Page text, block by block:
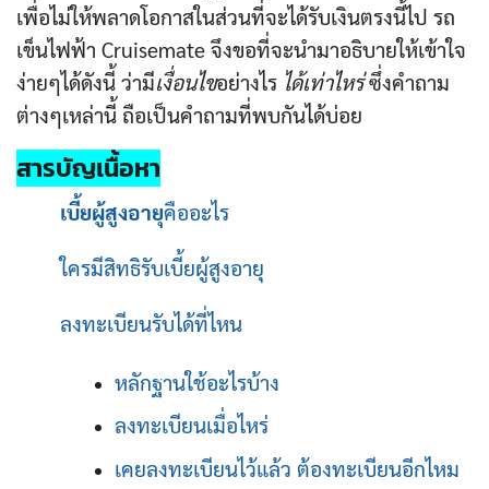
เพื่อไม่ให้พลาดโอกาสในส่วนที่จะได้รับเงินตรงนี้ไป รถ
เข็นไฟฟ้า Cruisemate จึงขอที่จะนำมาอธิบายให้เข้าใจ
ง่ายๆได้ดังนี้ ว่ามีเงื่อนไขอย่างไร ได้เท่าไหร่ซึ่งคำถาม
ต่างๆเหล่านี้ ถือเป็นคำถามที่พบกันได้บ่อย
สารบัญเนื้อหา
เบี้ยผู้สูงอายุคืออะไร
ใครมีสิทธิรับเบี้ยผู้สูงอายุ
ลงทะเบียนรับได้ที่ไหน
หลักฐานใช้อะไรบ้าง
ลงทะเบียนเมื่อไหร่
เคยลงทะเบียนไว้แล้ว ต้องทะเบียนอีกไหม